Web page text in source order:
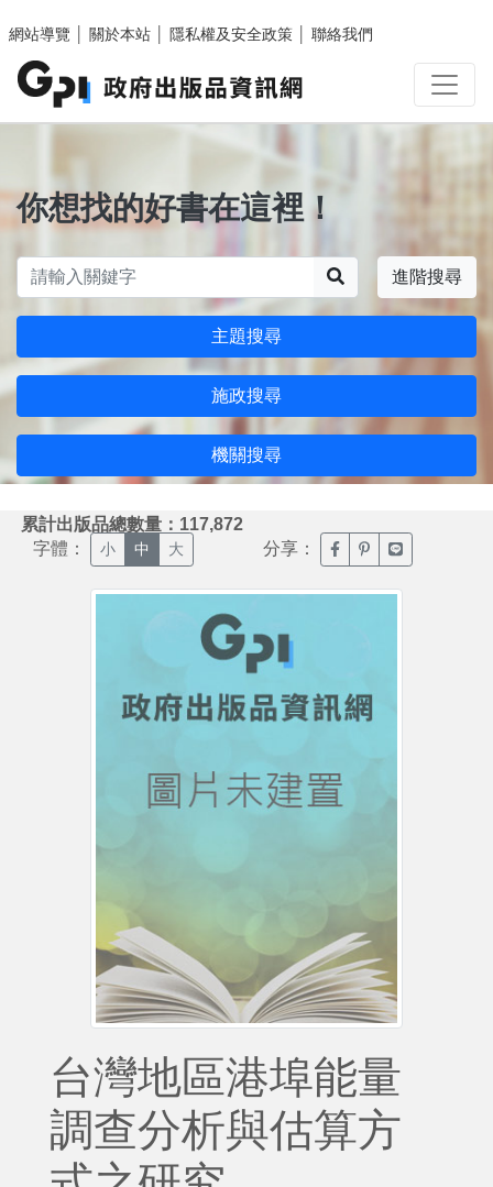
網站導覽
關於本站 隱私權及安全政策 聯絡我們
你想找的好書在這裡！
進階搜尋
主題搜尋
施政搜尋
機關搜尋
累計出版品總數量：117,872
字體： 小 中 大 分享： 臉書分享(另開新視窗)
噗浪分享(另開新
Line分享(另
台灣地區港埠能量
調查分析與估算方